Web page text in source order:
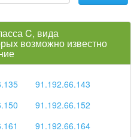
C, вида
возможно известно
91.192.66.143
91.192.66.152
91.192.66.164